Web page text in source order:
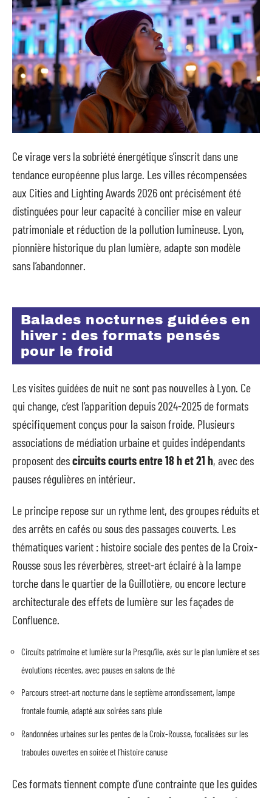
Ce virage vers la sobriété énergétique s’inscrit dans une
tendance européenne plus large. Les villes récompensées
aux Cities and Lighting Awards 2026 ont précisément été
distinguées pour leur capacité à concilier mise en valeur
patrimoniale et réduction de la pollution lumineuse. Lyon,
pionnière historique du plan lumière, adapte son modèle
sans l’abandonner.
Balades nocturnes guidées en
hiver : des formats pensés
pour le froid
Les visites guidées de nuit ne sont pas nouvelles à Lyon. Ce
qui change, c’est l’apparition depuis 2024-2025 de formats
spécifiquement conçus pour la saison froide. Plusieurs
associations de médiation urbaine et guides indépendants
proposent descircuits courts entre 18 h et 21 h, avec des
pauses régulières en intérieur.
Le principe repose sur un rythme lent, des groupes réduits et
des arrêts en cafés ou sous des passages couverts. Les
thématiques varient : histoire sociale des pentes de la Croix-
Rousse sous les réverbères, street-art éclairé à la lampe
torche dans le quartier de la Guillotière, ou encore lecture
architecturale des effets de lumière sur les façades de
Confluence.
Circuits patrimoine et lumière sur la Presqu’île, axés sur le plan lumière et ses
évolutions récentes, avec pauses en salons de thé
Parcours street-art nocturne dans le septième arrondissement, lampe
frontale fournie, adapté aux soirées sans pluie
Randonnées urbaines sur les pentes de la Croix-Rousse, focalisées sur les
traboules ouvertes en soirée et l’histoire canuse
Ces formats tiennent compte d’une contrainte que les guides